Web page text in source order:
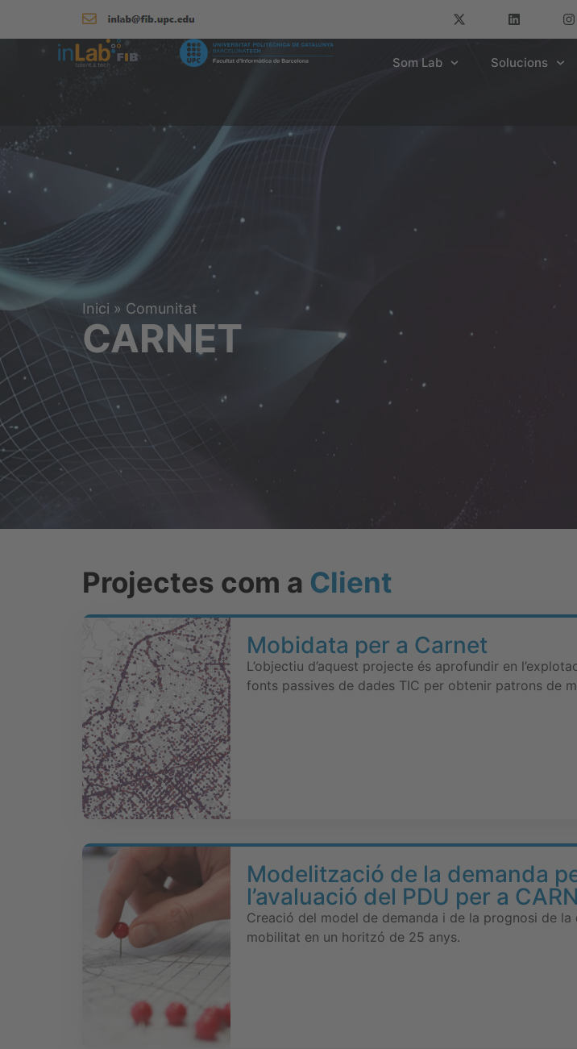
Som Lab Solucions
Inici » Comunitat
CARNET
Projectes com a Client
Mobidata per a Carnet
L’objectiu d’aquest projecte és aprofundir en
fonts passives de dades TIC per obtenir patrons de
Modelització de la demanda
l’avaluació del PDU per a
Creació del model de demanda i de la prognosi de la
mobilitat en un horitzó de 25 anys.